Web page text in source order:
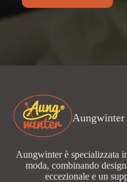
Aungwinter
Aungwinter è specializzata
moda, combinando
eccezionale e un